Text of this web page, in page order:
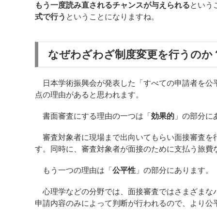
もう一度読み直されるチャンスが与えられるという
式で行う ということになりますね。
なぜわざわざ制度変更を行うのか
日本学術振興会が発表した「すべての申請者を
点の理由があると思われます。
書面審査にする理由の一つは「効果的 」の部分
審査対象者に現場まで出向いてもらい面接審査
す。同時に、審査対象者が面接のために支払う旅
もう一つの理由は「公平性 」の部分にあります。
心理学などの分野では、面接審査ではさまざま
申請内容のみによって判断が行われるので、より